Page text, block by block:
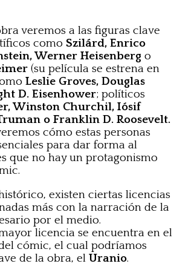
veremos a las figuras clave
como Szilárd, Enrico
Werner Heisenberg o
(su película se estrena en
Leslie Groves, Douglas
D. Eisenhower; políticos
Winston Churchil, Iósif
o Franklin D. Roosevelt.
cómo estas personas
para dar forma al
que no hay un protagonismo
existen ciertas licencias
más con la narración de la
por el medio.
licencia se encuentra en el
cómic, el cual podríamos
de la obra, el Uranio.